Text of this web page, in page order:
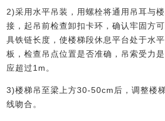
2)采用水平吊装，用螺栓将通用吊耳与
接，起吊前检查卸扣卡环，确认牢固方
具铁链长度，使楼梯段休息平台处于水
板，检查吊点位置是否准确，吊索受力
应超过1m。
3)楼梯吊至梁上方30-50cm后，调整楼
线吻合。